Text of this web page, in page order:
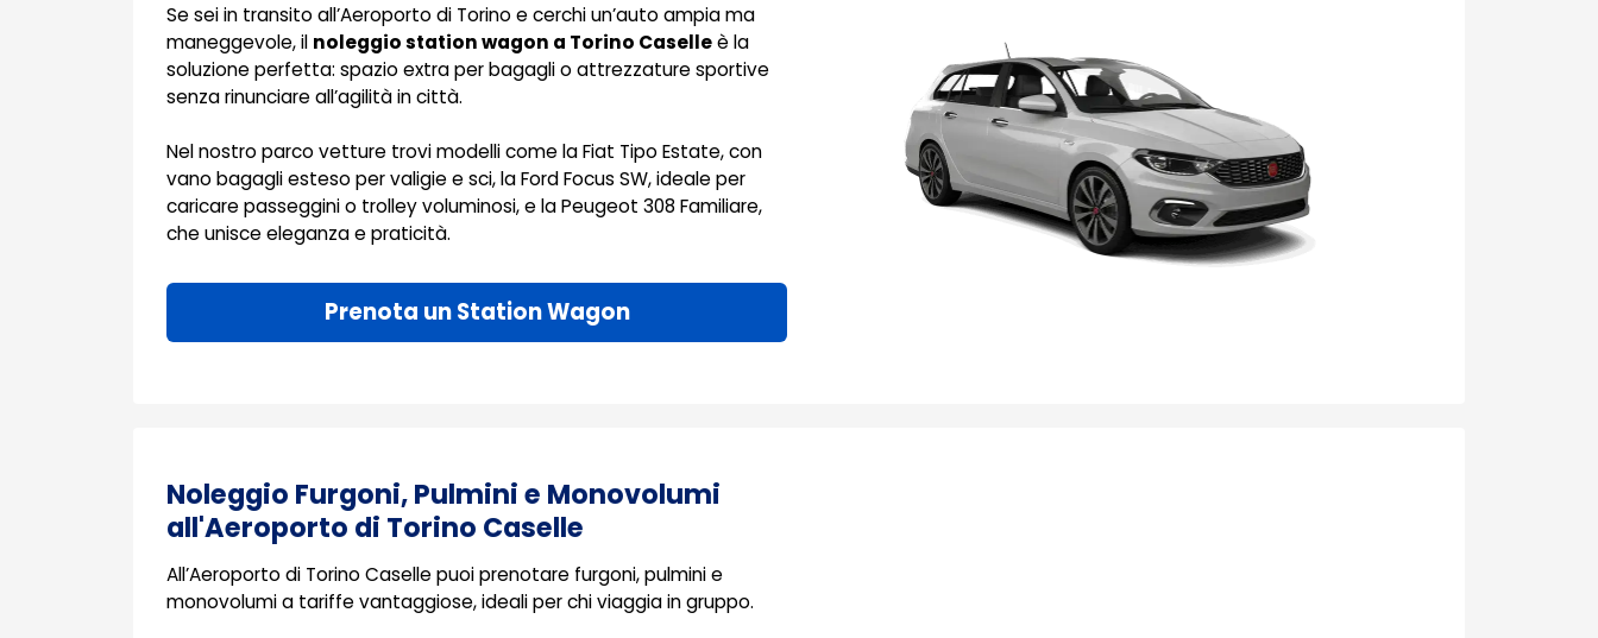
Se sei in transito all’Aeroporto di Torino e cerchi un’auto ampia ma
maneggevole, il noleggio station wagon a Torino Caselleè la
soluzione perfetta: spazio extra per bagagli o attrezzature sportive
senza rinunciare all’agilità in città.
Nel nostro parco vetture trovi modelli come la Fiat Tipo Estate, con
vano bagagli esteso per valigie e sci, la Ford Focus SW, ideale per
caricare passeggini o trolley voluminosi, e la Peugeot 308 Familiare,
che unisce eleganza e praticità.
Prenota un Station Wagon
Noleggio Furgoni, Pulmini e Monovolumi
all'Aeroporto di Torino Caselle
All’Aeroporto di Torino Caselle puoi prenotare furgoni, pulmini e
monovolumi a tariffe vantaggiose, ideali per chi viaggia in gruppo.